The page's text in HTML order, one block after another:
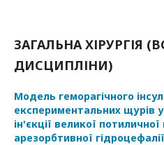
ЗАГАЛЬНА ХІРУРГІЯ
ДИСЦИПЛІНИ)
Модель геморагічного
експериментальних щурів у
ін'єкції великої
арезорбтивної гідроцефалії